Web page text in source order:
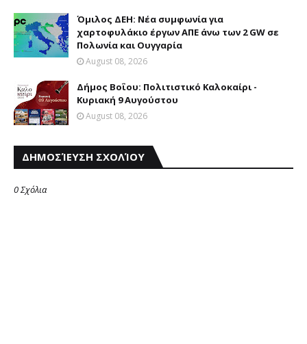
Όμιλος ΔΕΗ: Νέα συμφωνία για
χαρτοφυλάκιο έργων ΑΠΕ άνω των 2 GW σε
Πολωνία και Ουγγαρία
August 08, 2026
Δήμος Βοΐου: Πολιτιστικό Καλοκαίρι -
Κυριακή 9 Αυγούστου
August 08, 2026
ΔΗΜΟΣΊΕΥΣΗ ΣΧΟΛΊΟΥ
0 Σχόλια